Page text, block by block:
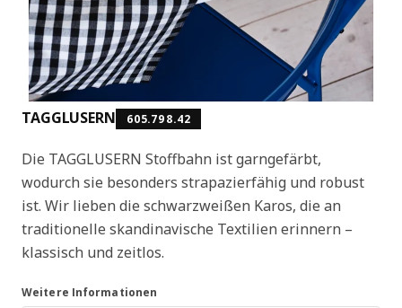
TAGGLUSERN 605.798.42
Die TAGGLUSERN Stoffbahn ist garngefärbt,
wodurch sie besonders strapazierfähig und robust
ist. Wir lieben die schwarzweißen Karos, die an
traditionelle skandinavische Textilien erinnern –
klassisch und zeitlos.
Weitere Informationen